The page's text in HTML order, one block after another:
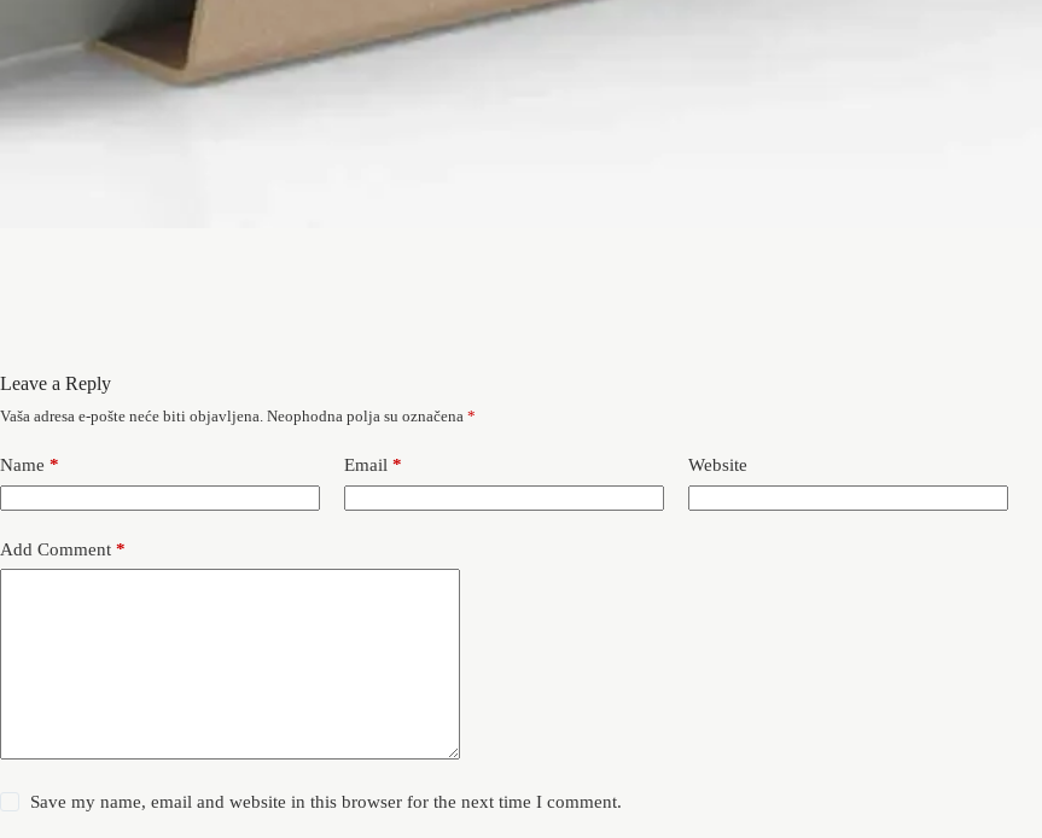
Leave a Reply
Vaša adresa e-pošte neće biti objavljena. Neophodna polja su označena *
Name * Email * Website
Add Comment *
Save my name, email and website in this browser for the next time I comment.